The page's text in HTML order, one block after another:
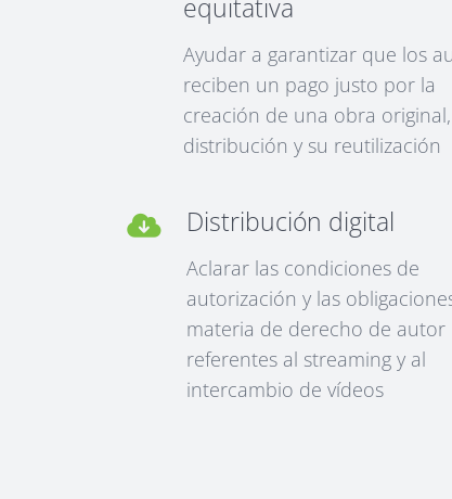
equitativa
Ayudar a garantizar que los
reciben un pago justo por la
creación de una obra
distribución y su reutilización
Distribución digital
Aclarar las condiciones de
autorización y las
materia de derecho de autor
referentes al streaming y al
intercambio de vídeos